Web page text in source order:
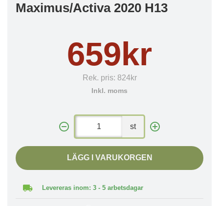
Maximus/Activa 2020 H13
659kr
Rek. pris: 824kr
Inkl. moms
st
LÄGG I VARUKORGEN
Levereras inom: 3 - 5 arbetsdagar